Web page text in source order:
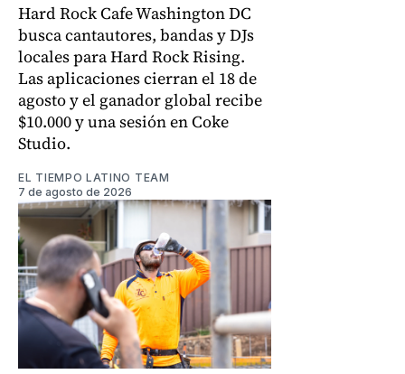
Hard Rock Cafe Washington DC
busca cantautores, bandas y DJs
locales para Hard Rock Rising.
Las aplicaciones cierran el 18 de
agosto y el ganador global recibe
$10.000 y una sesión en Coke
Studio.
EL TIEMPO LATINO TEAM
7 de agosto de 2026